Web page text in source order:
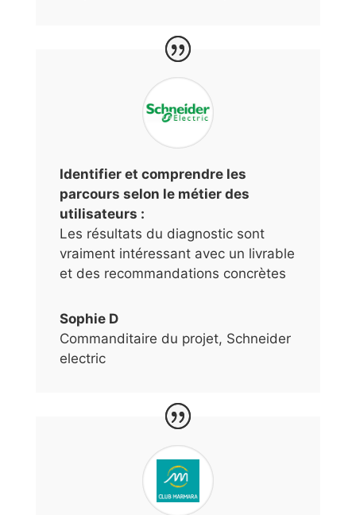
Identifier et comprendre les
parcours selon le métier des
utilisateurs :
Les résultats du diagnostic sont
vraiment intéressant avec un livrable
et des recommandations concrètes
Sophie D
Commanditaire du projet, Schneider
electric